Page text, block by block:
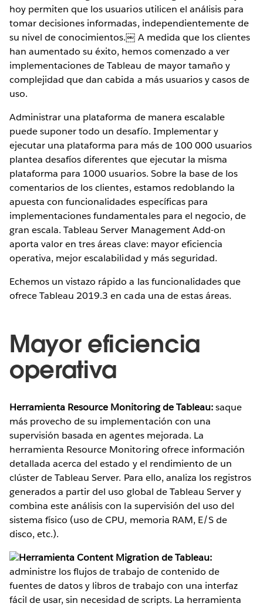
hoy permiten que los usuarios utilicen el análisis para
tomar decisiones informadas, independientemente de
su nivel de conocimientos.￼ A medida que los clientes
han aumentado su éxito, hemos comenzado a ver
implementaciones de Tableau de mayor tamaño y
complejidad que dan cabida a más usuarios y casos de
uso.
Administrar una plataforma de manera escalable
puede suponer todo un desafío. Implementar y
ejecutar una plataforma para más de 100 000 usuarios
plantea desafíos diferentes que ejecutar la misma
plataforma para 1000 usuarios. Sobre la base de los
comentarios de los clientes, estamos redoblando la
apuesta con funcionalidades específicas para
implementaciones fundamentales para el negocio, de
gran escala. Tableau Server Management Add-on
aporta valor en tres áreas clave: mayor eficiencia
operativa, mejor escalabilidad y más seguridad.
Echemos un vistazo rápido a las funcionalidades que
ofrece Tableau 2019.3 en cada una de estas áreas.
Mayor eficiencia
operativa
Herramienta Resource Monitoring de Tableau:saque
más provecho de su implementación con una
supervisión basada en agentes mejorada. La
herramienta Resource Monitoring ofrece información
detallada acerca del estado y el rendimiento de un
clúster de Tableau Server. Para ello, analiza los registros
generados a partir del uso global de Tableau Server y
combina este análisis con la supervisión del uso del
sistema físico (uso de CPU, memoria RAM, E/S de
disco, etc.).
Herramienta Content Migration de Tableau:
administre los flujos de trabajo de contenido de
fuentes de datos y libros de trabajo con una interfaz
fácil de usar, sin necesidad de scripts. La herramienta